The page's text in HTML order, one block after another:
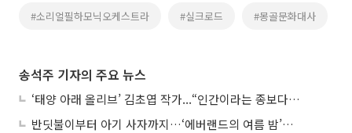
#소리얼필하모닉오케스트라 #실크로드 #몽골문화대사
송석주 기자의 주요 뉴스
‘태양 아래 올리브’ 김초엽 작가...“인간이라는 종보다 설명하기 어려운 한 사람을 쓰고 싶었다”
반딧불이부터 아기 사자까지…‘에버랜드의 여름 밤’이 기다려지는 이유